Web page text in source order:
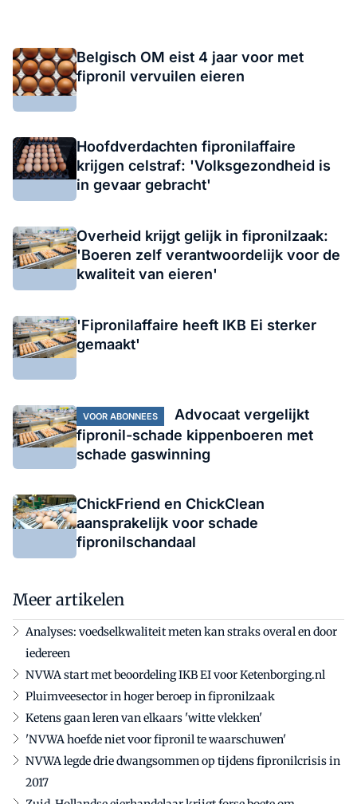
Belgisch OM eist 4 jaar voor met
fipronil vervuilen eieren
Hoofdverdachten fipronilaffaire
krijgen celstraf: 'Volksgezondheid is
in gevaar gebracht'
Overheid krijgt gelijk in fipronilzaak:
'Boeren zelf verantwoordelijk voor de
kwaliteit van eieren'
'Fipronilaffaire heeft IKB Ei sterker
gemaakt'
VOOR ABONNEES
Advocaat vergelijkt
fipronil-schade kippenboeren met
schade gaswinning
ChickFriend en ChickClean
aansprakelijk voor schade
fipronilschandaal
Meer artikelen
Analyses: voedselkwaliteit meten kan straks overal en door
iedereen
NVWA start met beoordeling IKB EI voor Ketenborging.nl
Pluimveesector in hoger beroep in fipronilzaak
Ketens gaan leren van elkaars 'witte vlekken'
'NVWA hoefde niet voor fipronil te waarschuwen'
NVWA legde drie dwangsommen op tijdens fipronilcrisis in
2017